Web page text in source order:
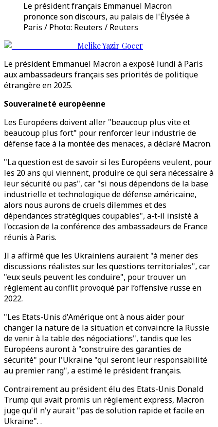
Le président français Emmanuel Macron
prononce son discours, au palais de l'Élysée à
Paris / Photo: Reuters / Reuters
Melike Yazir Gocer
Le président Emmanuel Macron a exposé lundi à Paris
aux ambassadeurs français ses priorités de politique
étrangère en 2025.
Souveraineté européenne
Les Européens doivent aller "beaucoup plus vite et
beaucoup plus fort" pour renforcer leur industrie de
défense face à la montée des menaces, a déclaré Macron.
"La question est de savoir si les Européens veulent, pour
les 20 ans qui viennent, produire ce qui sera nécessaire à
leur sécurité ou pas", car "si nous dépendons de la base
industrielle et technologique de défense américaine,
alors nous aurons de cruels dilemmes et des
dépendances stratégiques coupables", a-t-il insisté à
l'occasion de la conférence des ambassadeurs de France
réunis à Paris.
Il a affirmé que les Ukrainiens auraient "à mener des
discussions réalistes sur les questions territoriales", car
"eux seuls peuvent les conduire", pour trouver un
règlement au conflit provoqué par l’offensive russe en
2022.
"Les Etats-Unis d'Amérique ont à nous aider pour
changer la nature de la situation et convaincre la Russie
de venir à la table des négociations", tandis que les
Européens auront à "construire des garanties de
sécurité" pour l'Ukraine "qui seront leur responsabilité
au premier rang", a estimé le président français.
Contrairement au président élu des Etats-Unis Donald
Trump qui avait promis un règlement express, Macron
juge qu'il n'y aurait "pas de solution rapide et facile en
Ukraine". .